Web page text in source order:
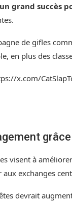
un grand succès
de gifles
en plus des
x.com/
visent à
exchanges
devrait